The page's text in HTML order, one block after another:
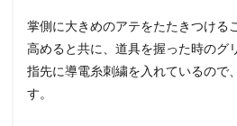
掌側に大きめのアテをたたきつける
高めると共に、道具を握った時のグ
指先に導電糸刺繍を入れているので
す。